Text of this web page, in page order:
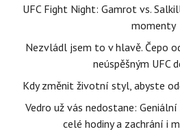
UFC Fight Night: Gamrot vs.
momenty
Nezvládl jsem to v hlavě. Čepo
neúspěšným UFC
Kdy změnit životní styl, abyste
Vedro už vás nedostane:
celé hodiny a zachrání i